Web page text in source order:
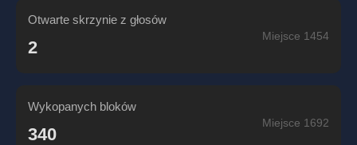
Otwarte skrzynie z głosów
2
Miejsce 1454
Wykopanych bloków
340
Miejsce 1692